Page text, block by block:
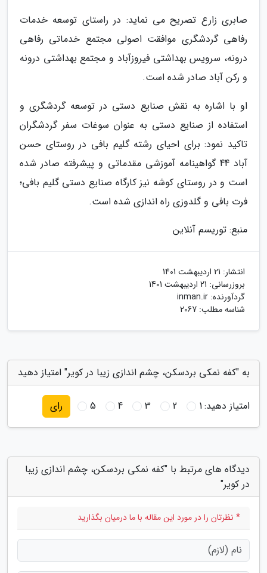
صابری زارع تصریح می نماید: در راستای توسعه خدمات
رفاهی گردشگری موافقت اصولی مجتمع خدماتی رفاهی
درونه، سرویس بهداشتی فیروزآباد و مجتمع بهداشتی درونه
و رکن آباد صادر شده است.
او با اشاره به نقش صنایع دستی در توسعه گردشگری و
استفاده از صنایع دستی به عنوان سوغات سفر گردشگران
تاکید نمود: برای احیای رشته گلیم بافی در روستای حسن
آباد 44 گواهینامه آموزشی مقدماتی و پیشرفته صادر شده
است و در روستای کوشه نیز کارگاه صنایع دستی گلیم بافی؛
فرت بافی و گلدوزی راه اندازی شده است.
منبع: توریسم آنلاین
انتشار: 21 اردیبهشت 1401
بروزرسانی: 21 اردیبهشت 1401
گردآورنده: inman.ir
شناسه مطلب: 2067
به "کفه نمکی بردسکن، چشم اندازی زیبا در کویر" امتیاز دهید
امتیاز دهید:1
2
3
4
5 رای
دیدگاه های مرتبط با "کفه نمکی بردسکن، چشم اندازی زیبا
در کویر"
* نظرتان را در مورد این مقاله با ما درمیان بگذارید